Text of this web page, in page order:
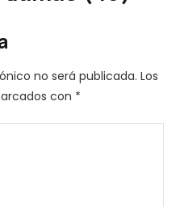
no será publicada. Los
con *